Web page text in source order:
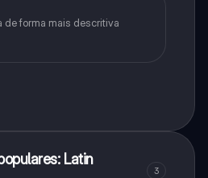
de forma mais descritiva
Latin
3